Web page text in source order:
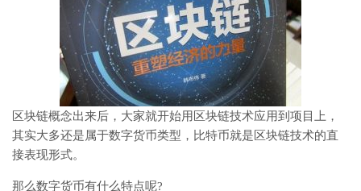
区块链概念出来后，大家就开始用区块链技术应用到项目上，
其实大多还是属于数字货币类型，比特币就是区块链技术的直
接表现形式。
那么数字货币有什么特点呢?